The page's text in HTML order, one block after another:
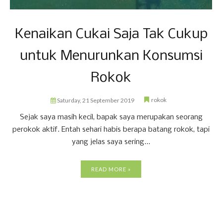
Kenaikan Cukai Saja Tak Cukup
untuk Menurunkan Konsumsi
Rokok
Saturday, 21 September 2019 rokok
Sejak saya masih kecil, bapak saya merupakan seorang
perokok aktif. Entah sehari habis berapa batang rokok, tapi
yang jelas saya sering...
READ MORE »